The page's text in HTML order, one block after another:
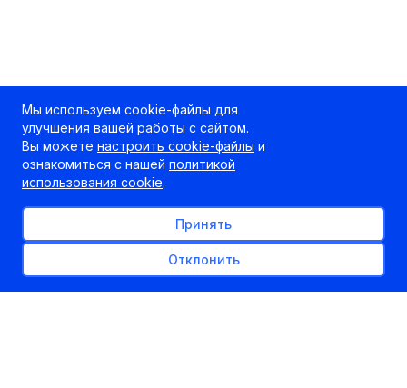
Мы используем cookie-файлы для
улучшения вашей работы с сайтом.
Вы можете настроить cookie-файлы и
ознакомиться с нашей политикой
использования cookie.
Принять
Отклонить